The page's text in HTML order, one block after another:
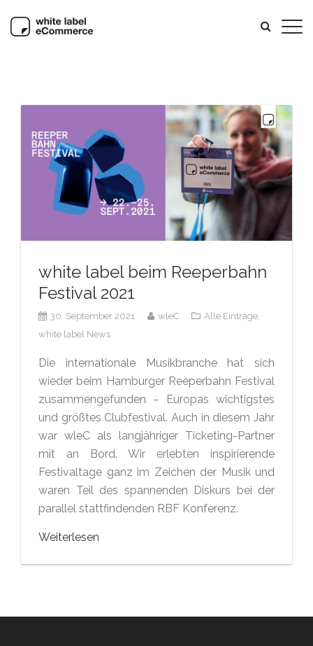
white label beim Reeperbahn
Festival 2021
30. September 2021 wleC
Alle Einträge,
white label News
Die internationale Musikbranche hat sich
wieder beim Hamburger Reeperbahn Festival
zusammengefunden – Europas wichtigstes
und größtes Clubfestival. Auch in diesem Jahr
war wleC als langjähriger Ticketing-Partner
mit an Bord. Wir erlebten inspirierende
Festivaltage ganz im Zeichen der Musik und
waren Teil des spannenden Diskurs bei der
parallel stattfindenden RBF Konferenz.
Weiterlesen